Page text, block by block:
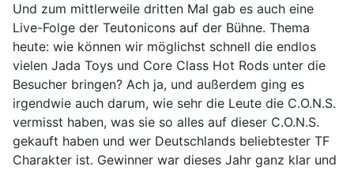
Und zum mittlerweile dritten Mal gab es auch eine
Live-Folge der Teutonicons auf der Bühne. Thema
heute: wie können wir möglichst schnell die endlos
vielen Jada Toys und Core Class Hot Rods unter die
Besucher bringen? Ach ja, und außerdem ging es
irgendwie auch darum, wie sehr die Leute die C.O.N.S.
vermisst haben, was sie so alles auf dieser C.O.N.S.
gekauft haben und wer Deutschlands beliebtester TF
Charakter ist. Gewinner war dieses Jahr ganz klar und